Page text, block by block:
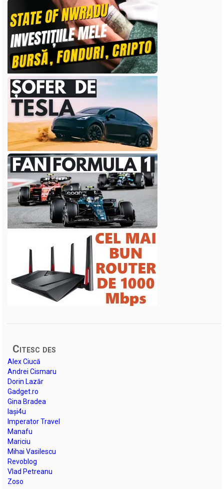
Citesc des
Alex Ciucă
Andrei Cismaru
Dorin Lazăr
Gadget.ro
Gina Bradea
Iași4u
Imperator Travel
Manafu
Mariciu
Mihai Vasilescu
Revoblog
Vlad Petreanu
Zoso